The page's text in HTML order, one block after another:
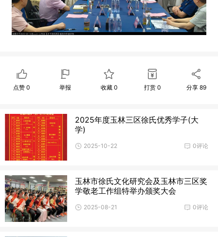
点赞0 举报 收藏 0 打赏0 分享 89
2025年度玉林三区徐氏优秀学子(大
学)
0评论
2025-10-22
玉林市徐氏文化研究会及玉林市三区奖
学敬老工作组特举办颁奖大会
0评论
2025-08-21